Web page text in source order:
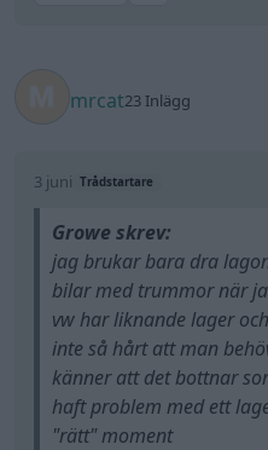
mrcat23 Inlägg
3 juni Trådstartare
Growe skrev:
jag brukar bara dra
bilar med trummor när
vw har liknande lager
inte så hårt att man
känner att det bottnar
haft problem med ett
"rätt" moment